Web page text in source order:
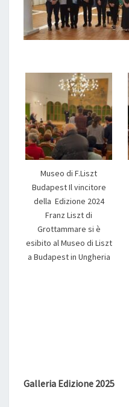
Museo di F.Liszt
Budapest Il vincitore
della Edizione 2024
Franz Liszt di
Grottammare si è
esibito al Museo di Liszt
a Budapest in Ungheria
Galleria Edizione 2025